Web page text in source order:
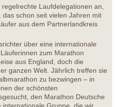
Laufdelegationen an,
das schon seit vielen Jahren mit
aus dem Partnerlandkreis
über eine internationale
zum Marathon
aus England, doch die
ganzen Welt. Jährlich treffen sie
zu bezwingen – in
der schönsten
den Marathon Deutsche